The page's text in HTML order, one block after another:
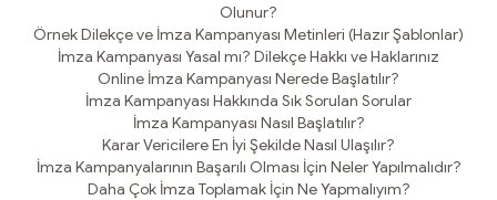
Olunur?
Örnek Dilekçe ve İmza Kampanyası Metinleri (Hazır Şablonlar)
İmza Kampanyası Yasal mı? Dilekçe Hakkı ve Haklarınız
Online İmza Kampanyası Nerede Başlatılır?
İmza Kampanyası Hakkında Sık Sorulan Sorular
İmza Kampanyası Nasıl Başlatılır?
Karar Vericilere En İyi Şekilde Nasıl Ulaşılır?
İmza Kampanyalarının Başarılı Olması İçin Neler Yapılmalıdır?
Daha Çok İmza Toplamak İçin Ne Yapmalıyım?